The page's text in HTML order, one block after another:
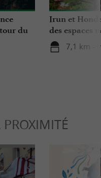
du
Irun et
des espaces
Bidassoa
7,1 km -
PROXIMITÉ